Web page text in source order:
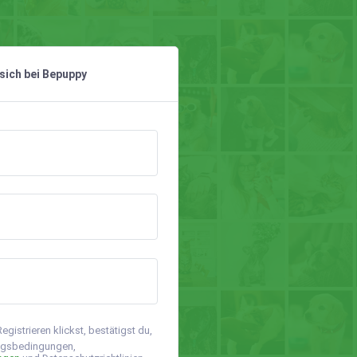
bei Bepuppy
klickst, bestätigst du,